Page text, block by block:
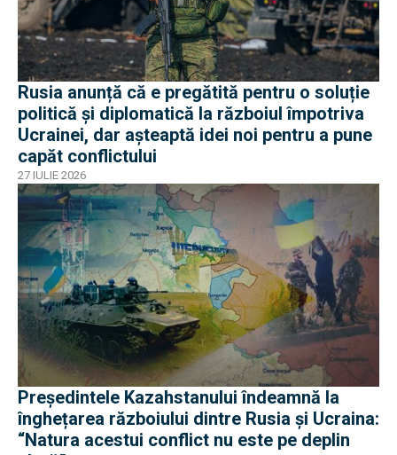
Rusia anunță că e pregătită pentru o soluție
politică și diplomatică la războiul împotriva
Ucrainei, dar așteaptă idei noi pentru a pune
capăt conflictului
27 IULIE 2026
Președintele Kazahstanului îndeamnă la
înghețarea războiului dintre Rusia și Ucraina:
“Natura acestui conflict nu este pe deplin